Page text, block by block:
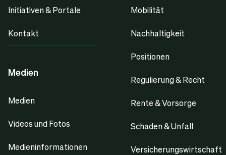
Initiativen & Portale
Kontakt
Medien
Medien
Videos und Fotos
Medieninformationen
Mobilität
Nachhaltigkeit
Positionen
Regulierung & Recht
Rente & Vorsorge
Schaden & Unfall
Versicherungswirtschaft